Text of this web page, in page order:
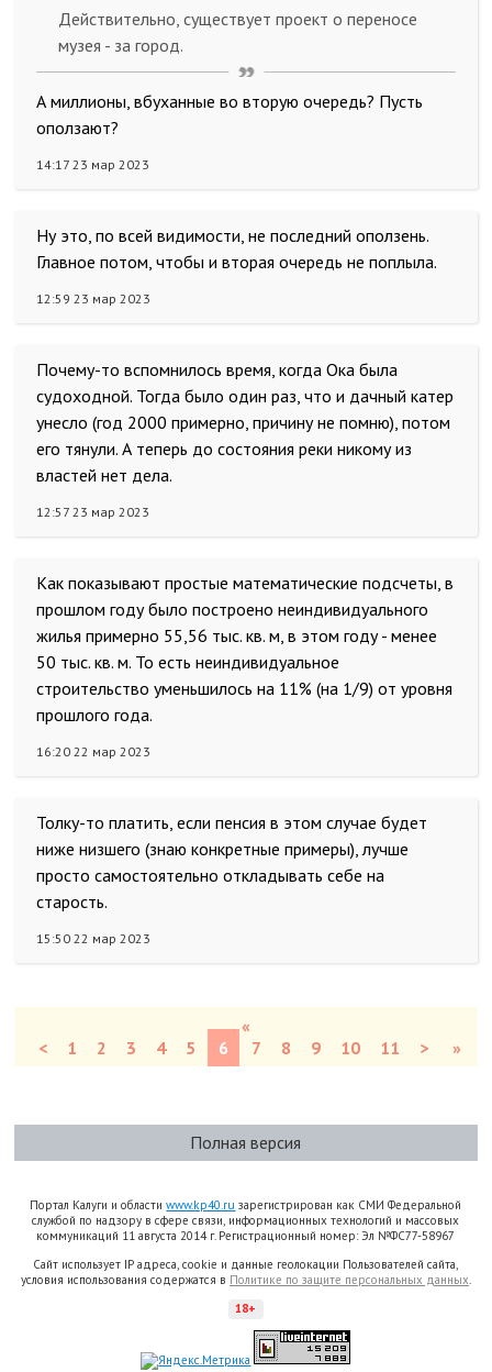
Действительно, существует проект о переносе
музея - за город.
А миллионы, вбуханные во вторую очередь? Пусть
оползают?
14:17 23 мар 2023
Ну это, по всей видимости, не последний оползень.
Главное потом, чтобы и вторая очередь не поплыла.
12:59 23 мар 2023
Почему-то вспомнилось время, когда Ока была
судоходной. Тогда было один раз, что и дачный катер
унесло (год 2000 примерно, причину не помню), потом
его тянули. А теперь до состояния реки никому из
властей нет дела.
12:57 23 мар 2023
Как показывают простые математические подсчеты, в
прошлом году было построено неиндивидуального
жилья примерно 55,56 тыс. кв. м, в этом году - менее
50 тыс. кв. м. То есть неиндивидуальное
строительство уменьшилось на 11% (на 1/9) от уровня
прошлого года.
16:20 22 мар 2023
Толку-то платить, если пенсия в этом случае будет
ниже низшего (знаю конкретные примеры), лучше
просто самостоятельно откладывать себе на
старость.
15:50 22 мар 2023
«
<
1 2 3 4 5 6 7 8 9 10 11 > »
Полная версия
Портал Калуги и областиwww.kp40.ru зарегистрирован как СМИ Федеральной
службой по надзору в сфере связи, информационных технологий и массовых
коммуникаций 11 августа 2014 г. Регистрационный номер: Эл №ФС77-58967
Сайт использует IP адреса, cookie и данные геолокации Пользователей сайта,
условия использования содержатся в Политике по защите персональных данных
18+